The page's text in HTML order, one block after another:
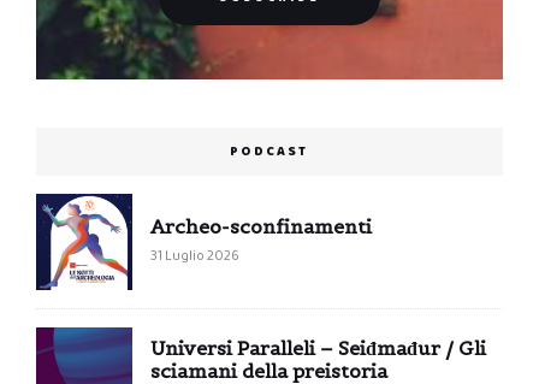
PODCAST
Archeo-sconfinamenti
31 Luglio 2026
Universi Paralleli – Seiđmađur / Gli
sciamani della preistoria